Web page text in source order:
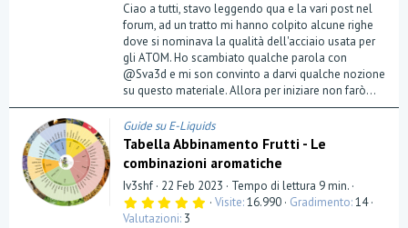
Ciao a tutti, stavo leggendo qua e la vari post nel
forum, ad un tratto mi hanno colpito alcune righe
dove si nominava la qualità dell'acciaio usata per
gli ATOM. Ho scambiato qualche parola con
@Sva3d e mi son convinto a darvi qualche nozione
su questo materiale. Allora per iniziare non farò...
Guide su E-Liquids
Tabella Abbinamento Frutti - Le
combinazioni aromatiche
Iv3shf 22 Feb 2023
Tempo di lettura 9 min.
5 Visite 16.990 Gradimento 14
Valutazioni 3